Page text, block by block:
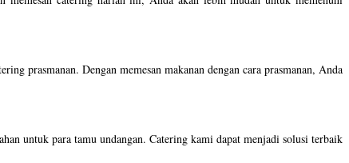
prasmanan. Dengan memesan makanan dengan cara prasmanan, Anda
untuk para tamu undangan. Catering kami dapat menjadi solusi terbaik